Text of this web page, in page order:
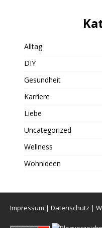
Alltag
DIY
Gesundheit
Karriere
Liebe
Uncategorized
Wellness
Wohnideen
Impressum | Datenschutz |